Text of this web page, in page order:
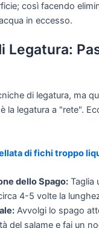
così facendo
in eccesso.
Legatura:
di legatura, ma
la legatura a "rete".
di fichi troppo
dello Spago: Taglia
4-5 volte la
Avvolgi lo spago
del salame e fai un